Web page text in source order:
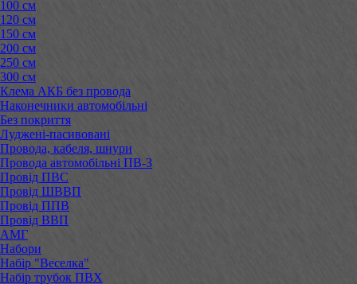
100 см
120 см
150 см
200 см
250 см
300 см
Клема АКБ без провода
Наконечники автомобільні
Без покриття
Луджені-пасивовані
Провода, кабеля, шнури
Провода автомобільні ПВ-3
Провід ПВС
Провід ШВВП
Провід ППВ
Провід ВВП
АМГ
Набори
Набір "Веселка"
Набір трубок ПВХ